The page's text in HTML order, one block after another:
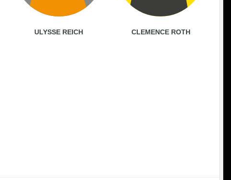
ULYSSE REICH CLEMENCE ROTH